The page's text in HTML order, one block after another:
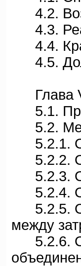
4.2.
4.3.
4.4.
4.5.
Глава
5.1.
5.2.
5.2.1.
5.2.2.
5.2.3.
5.2.4.
5.2.5.
между
5.2.6.